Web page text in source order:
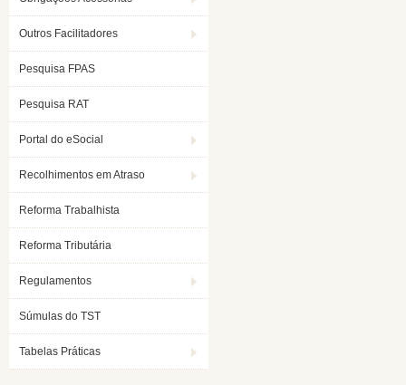
Outros Facilitadores
Pesquisa FPAS
Pesquisa RAT
Portal do eSocial
Recolhimentos em Atraso
Reforma Trabalhista
Reforma Tributária
Regulamentos
Súmulas do TST
Tabelas Práticas